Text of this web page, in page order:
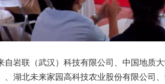
自岩联（武汉）科技有限公司、中国地质
、湖北未来家园高科技农业股份有限公